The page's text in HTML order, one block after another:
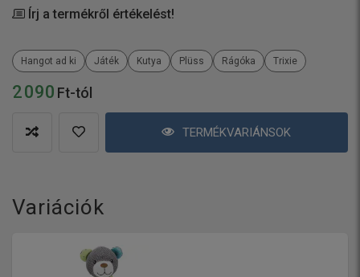
2 090 Ft-tól
TERMÉKVARIÁNSOK
Írj a termékről értékelést!
Hangot ad ki Játék Kutya Plüss Rágóka Trixie
Variációk